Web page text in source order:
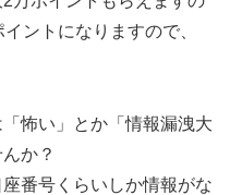
ントになりますので、
怖い」とか「情報漏洩大
か？
番号くらいしか情報がな